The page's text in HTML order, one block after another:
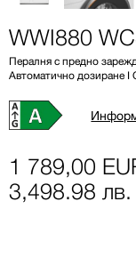
WWI880
Пералня с предно
Автоматично дозиране I
1 789,00
3,498.98 лв.